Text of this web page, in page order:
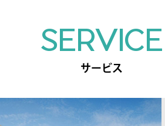
SERVICE
サービス